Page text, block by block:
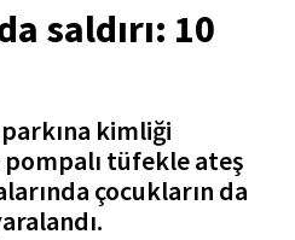
saldırı: 10
kimliği
tüfekle ateş
çocukların da